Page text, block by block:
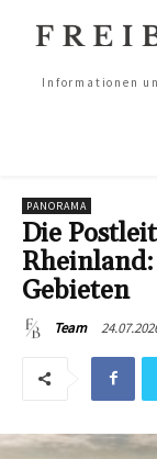
Informationen
PANORAMA
Die
Gebieten
Team